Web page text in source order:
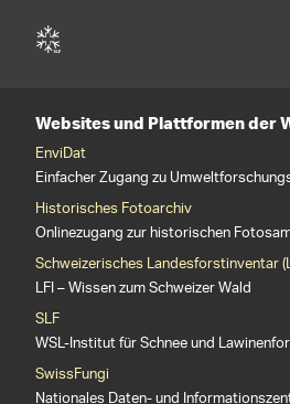
Websites und Plattformen der
EnviDat
Einfacher Zugang zu
Historisches Fotoarchiv
Onlinezugang zur historischen
Schweizerisches Landesforstinventar
LFI – Wissen zum Schweizer Wald
SLF
WSL-Institut für Schnee und
SwissFungi